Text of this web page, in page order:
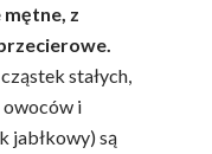
z
stałych,
owoców i
jabłkowy) są